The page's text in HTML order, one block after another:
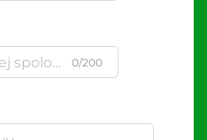
0/200